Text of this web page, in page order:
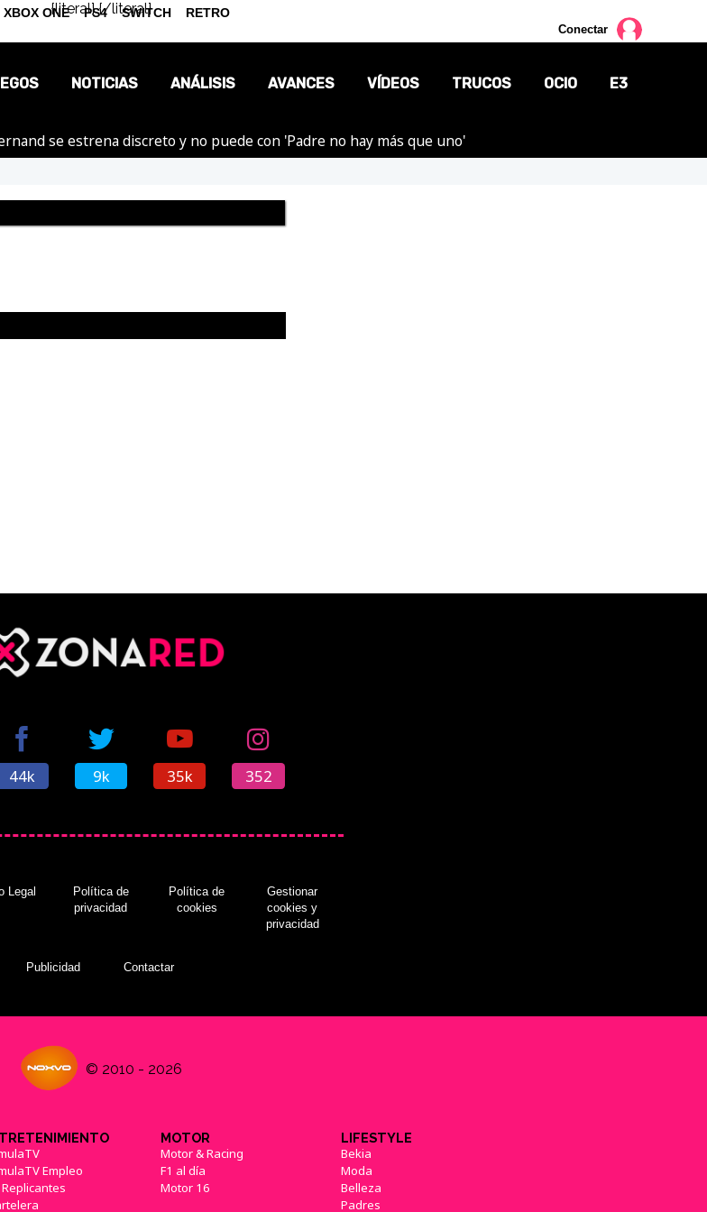
{literal}{/literal}
Conectar
NOTICIAS
OPINIÓN
ANÁLISIS AVANCES VÍDEOS TRUCOS OCIO E3
se estrena discreto y no puede con 'Padre no hay más que uno'
XBOX ONE PS4 SWITCH RETRO
44k 9k 35k 352
Legal
Política de
privacidad
Política de
cookies
Gestionar
cookies y
privacidad
Publicidad Contactar
© 2010 - 2026
Empleo
MOTOR
Motor & Racing
F1 al día
Motor 16
LIFESTYLE
Bekia
Moda
Belleza
Padres